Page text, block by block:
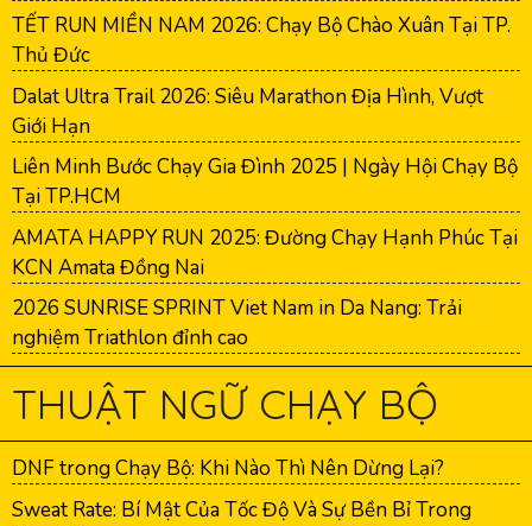
TẾT RUN MIỀN NAM 2026: Chạy Bộ Chào Xuân Tại TP.
Thủ Đức
Dalat Ultra Trail 2026: Siêu Marathon Địa Hình, Vượt
Giới Hạn
Liên Minh Bước Chạy Gia Đình 2025 | Ngày Hội Chạy Bộ
Tại TP.HCM
AMATA HAPPY RUN 2025: Đường Chạy Hạnh Phúc Tại
KCN Amata Đồng Nai
2026 SUNRISE SPRINT Viet Nam in Da Nang: Trải
nghiệm Triathlon đỉnh cao
THUẬT NGỮ CHẠY BỘ
DNF trong Chạy Bộ: Khi Nào Thì Nên Dừng Lại?
Sweat Rate: Bí Mật Của Tốc Độ Và Sự Bền Bỉ Trong